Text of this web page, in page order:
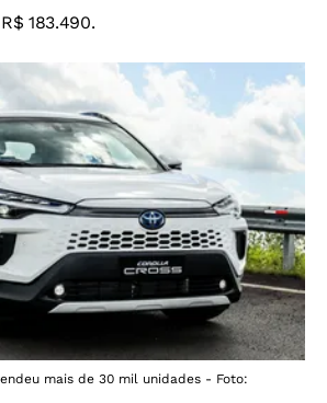
183.490.
mais de 30 mil unidades - Foto: